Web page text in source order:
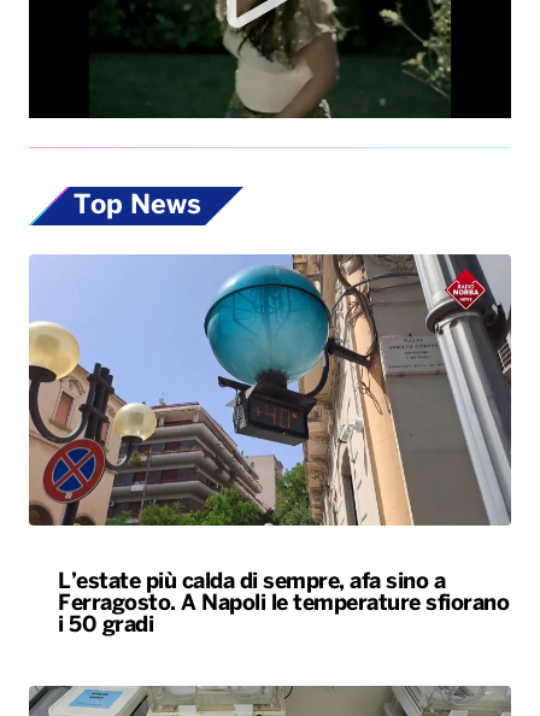
Top News
L’estate più calda di sempre, afa sino a
Ferragosto. A Napoli le temperature sfiorano
i 50 gradi